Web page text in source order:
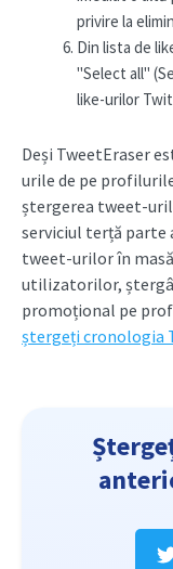
privire la
Din lista de
"Select all"
like-urilor
Deși TweetEraser
urile de pe
ștergerea tweet-
serviciul terță parte
tweet-urilor în
utilizatorilor,
promoțional pe
ștergeți cronologia